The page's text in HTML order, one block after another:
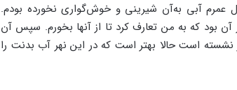
آبى به‌‌آن شیرینى و خوش‌‌گوارى نخورده بودم.
بود که به من تعارف کرد تا از آنها بخورم. سپس آن
است حالا بهتر است که در این نهر آب بدنت را